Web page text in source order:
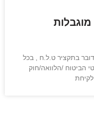
בתקציר ט.ל.ח , בכל
הביטוח /הלוואה/חוק
לקיחת